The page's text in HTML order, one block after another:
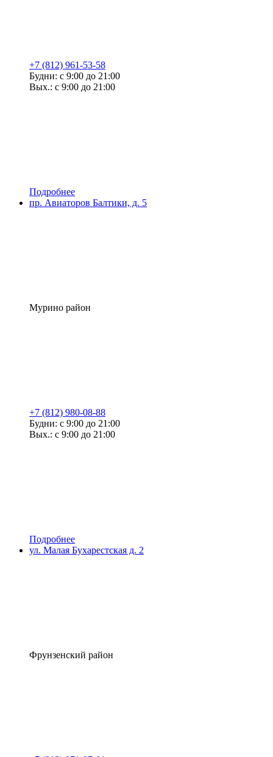
+7 (812) 961-53-58
Будни: с 9:00 до 21:00
Вых.: с 9:00 до 21:00
Подробнее
пр. Авиаторов Балтики, д. 5
Мурино район
+7 (812) 980-08-88
Будни: с 9:00 до 21:00
Вых.: с 9:00 до 21:00
Подробнее
ул. Малая Бухарестская д. 2
Фрунзенский район